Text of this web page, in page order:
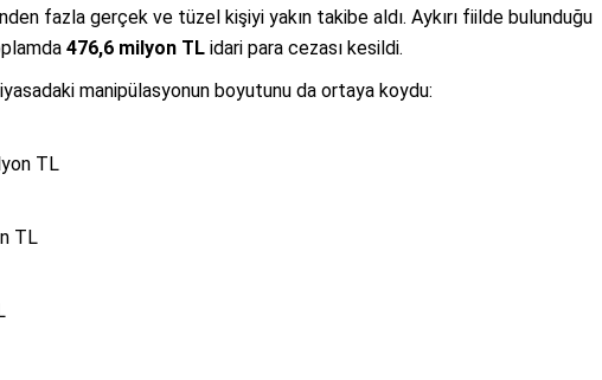
fazla gerçek ve tüzel kişiyi yakın takibe aldı. Aykırı fiilde bulunduğu
476,6 milyon TL idari para cezası kesildi.
manipülasyonun boyutunu da ortaya koydu:
TL
TL